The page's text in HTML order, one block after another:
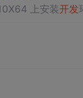
上安装开发